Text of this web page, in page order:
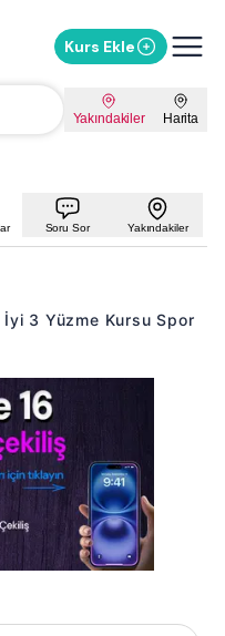
Kurs Ekle
Yakındakiler Harita
Soru Sor Yakındakiler
3 Yüzme Kursu Spor